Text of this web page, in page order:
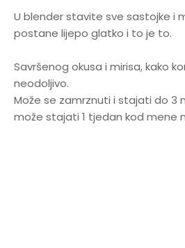
U blender stavite sve sastojke i
postane lijepo glatko i to je to.
Savršenog okusa i mirisa, kako
neodoljivo.
Može se zamrznuti i stajati do 3
može stajati 1 tjedan kod mene